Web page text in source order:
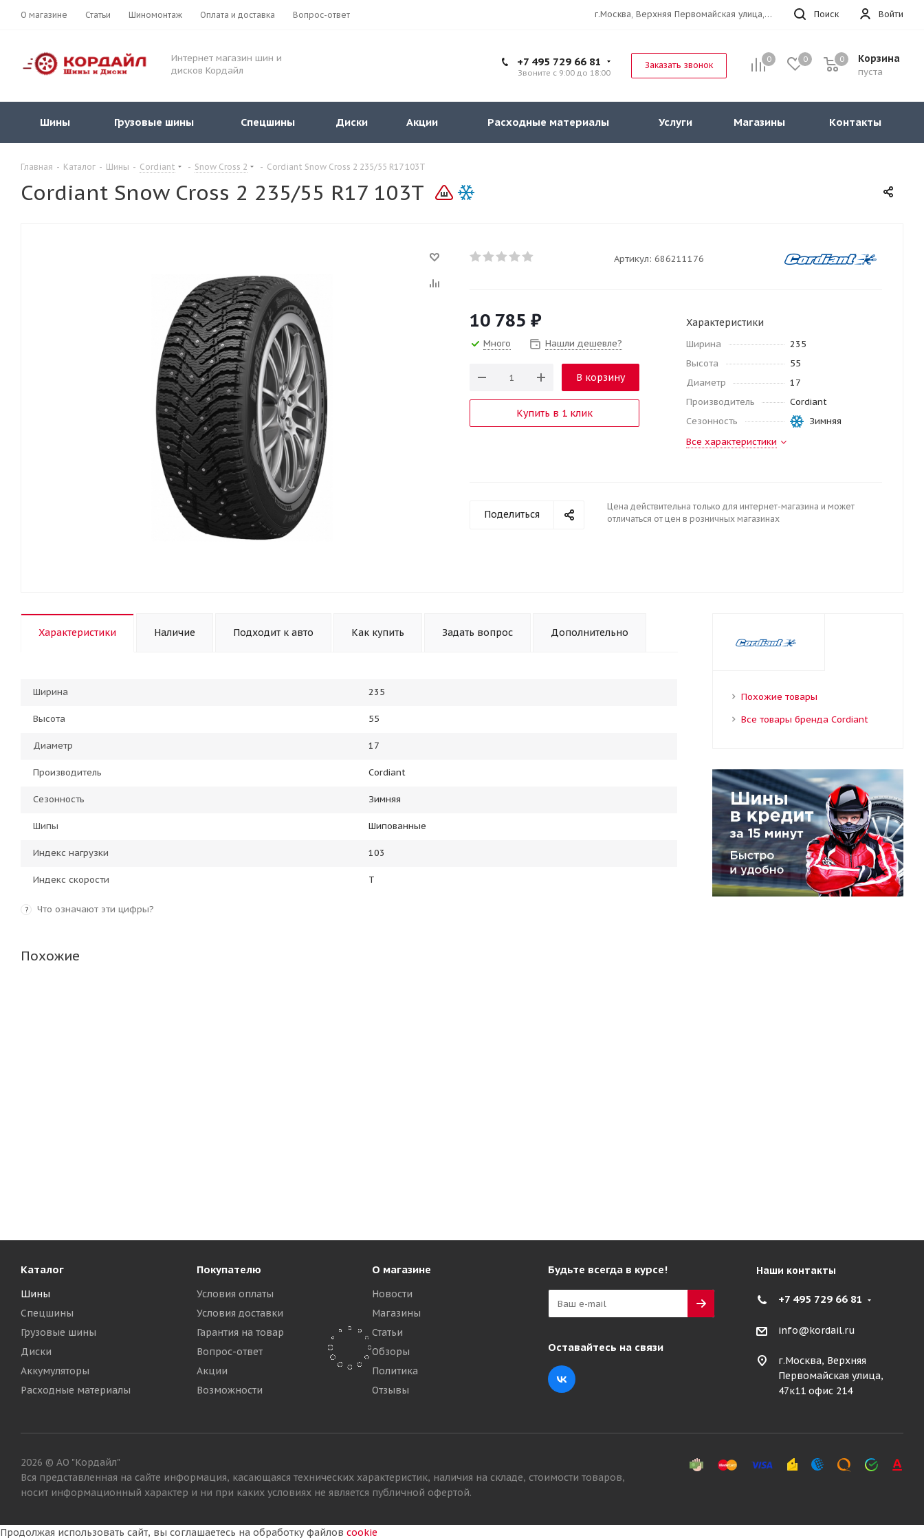
О магазине Статьи Шиномонтаж Оплата и доставка Вопрос-ответ Войти
Поиск
г.Москва, Верхняя Первомайская улица, 47к11 офис 214
Интернет магазин шин и
дисков Кордайл
0 0 Корзина
пуста
0
+7 495 729 66 81
Звоните с 9:00 до 18:00
Заказать звонок
Шины Грузовые шины Спецшины Диски Акции Расходные материалы Услуги Магазины Контакты
Главная - Каталог - Шины - Cordiant - Snow Cross 2 - Cordiant Snow Cross 2 235/55 R17 103T
Cordiant Snow Cross 2 235/55 R17 103T
Артикул: 686211176
10 785 ₽
Много Нашли дешевле?
В корзину
Купить в 1 клик
Характеристики
Ширина
235
Высота
55
Диаметр
17
Производитель
Cordiant
Сезонность
Зимняя
Все характеристики
Поделиться
Цена действительна только для интернет-магазина и может
отличаться от цен в розничных магазинах
Характеристики Наличие Подходит к авто Как купить Задать вопрос Дополнительно
Ширина 235
Высота 55
Диаметр 17
Производитель Cordiant
Сезонность Зимняя
Шипы Шипованные
Индекс нагрузки 103
Индекс скорости T
? Что означают эти цифры?
Похожие
Похожие товары
Все товары бренда Cordiant
Каталог
Шины
Спецшины
Грузовые шины
Диски
Аккумуляторы
Расходные материалы
Покупателю
Условия оплаты
Условия доставки
Гарантия на товар
Вопрос-ответ
Акции
Возможности
О магазине
Новости
Магазины
Статьи
Обзоры
Политика
Отзывы
Будьте всегда в курсе!
Оставайтесь на связи
Наши контакты
+7 495 729 66 81
info@kordail.ru
г.Москва, Верхняя
Первомайская улица,
47к11 офис 214
2026 © АО "Кордайл"
Вся представленная на сайте информация, касающаяся технических характеристик, наличия на складе, стоимости товаров,
носит информационный характер и ни при каких условиях не является публичной офертой.
Продолжая использовать сайт, вы соглашаетесь на обработку файлов cookie